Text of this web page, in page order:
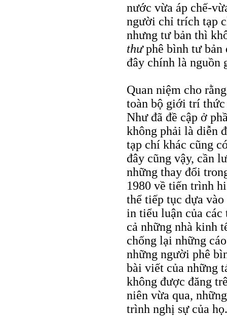
nước vừa áp chế-
người chỉ trích tạp
nhưng tư bản thì
thưphê bình tư bản
đây chính là nguồn
Quan niệm cho
toàn bộ giới trí thức
Như đã đề cập ở
không phải là diễn
tạp chí khác cũng
đây cũng vậy, cần
những thay đổi
1980 về tiến trình
thể tiếp tục dựa
in tiểu luận của các
cả những nhà kinh
chống lại những
những người phê
bài viết của những
không được đăng
niên vừa qua,
trình nghị sự của họ.